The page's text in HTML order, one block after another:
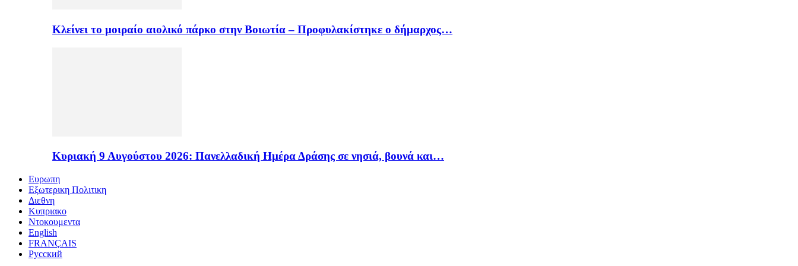
Κλείνει το μοιραίο αιολικό πάρκο στην Βοιωτία – Προφυλακίστηκε ο δήμαρχος…
Κυριακή 9 Αυγούστου 2026: Πανελλαδική Ημέρα Δράσης σε νησιά, βουνά και…
Ευρωπη
Εξωτερικη Πολιτικη
Διεθνη
Κυπριακο
Ντοκουμεντα
English
FRANÇAIS
Русский